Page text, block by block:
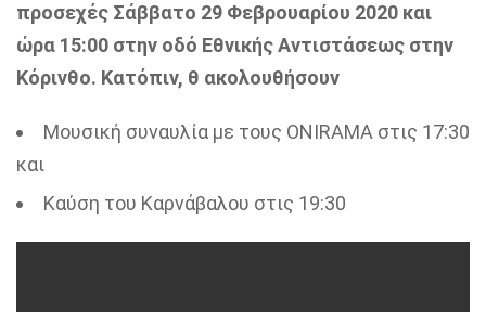
προσεχές Σάββατο 29 Φεβρουαρίου 2020 και
ώρα 15:00 στην οδό Εθνικής Αντιστάσεως στην
Κόρινθο. Κατόπιν, θ ακολουθήσουν
Μουσική συναυλία με τους ΟΝΙRΑΜΑ στις 17:30
και
Καύση του Καρνάβαλου στις 19:30